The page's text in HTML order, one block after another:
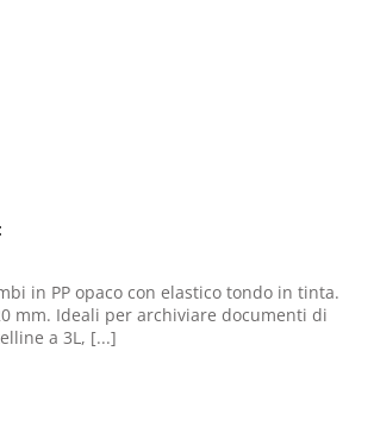
in PP opaco con elastico tondo in tinta.
mm. Ideali per archiviare documenti di
a 3L, [...]